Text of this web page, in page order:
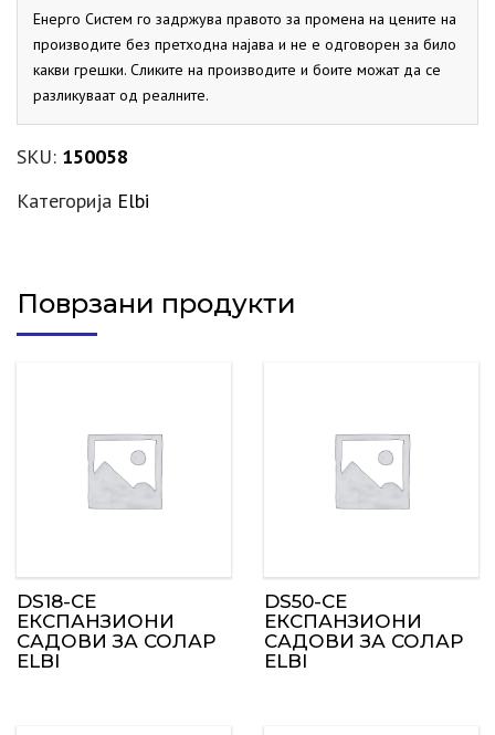
Енерго Систем го задржува правото за промена на цените на
производите без претходна најава и не е одговорен за било
какви грешки. Сликите на производите и боите можат да се
разликуваат од реалните.
SKU: 150058
Категорија Elbi
Поврзани продукти
DS18-CE
ЕКСПАНЗИОНИ
САДОВИ ЗА СОЛАР
ELBI
DS50-CE
ЕКСПАНЗИОНИ
САДОВИ ЗА СОЛАР
ELBI